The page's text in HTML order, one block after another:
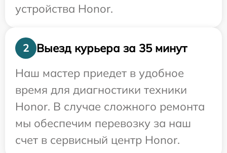
устройства Honor.
2
Выезд курьера за 35 минут
Наш мастер приедет в удобное
время для диагностики техники
Honor. В случае сложного ремонта
мы обеспечим перевозку за наш
счет в сервисный центр Honor.